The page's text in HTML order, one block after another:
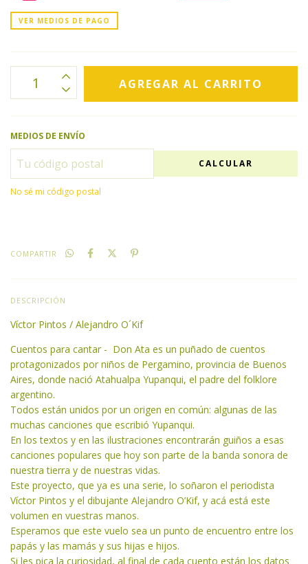
VER MEDIOS DE PAGO
MEDIOS DE ENVÍO
CALCULAR
No sé mi código postal
COMPARTIR
DESCRIPCIÓN
Víctor Pintos / Alejandro O´Kif
Cuentos para cantar - Don Ata es un puñado de cuentos
protagonizados por niños de Pergamino, provincia de Buenos
Aires, donde nació Atahualpa Yupanqui, el padre del folklore
argentino.
Todos están unidos por un origen en común: algunas de las
muchas canciones que escribió Yupanqui.
En los textos y en las ilustraciones encontrarán guiños a esas
canciones populares que hoy son parte de la banda sonora de
nuestra tierra y de nuestras vidas.
Este proyecto, que ya es una serie, lo soñaron el periodista
Víctor Pintos y el dibujante Alejandro O’Kif, y acá está este
volumen en vuestras manos.
Esperamos que este vuelo sea un punto de encuentro entre los
papás y las mamás y sus hijas e hijos.
Si les pica la curiosidad, al final de cada cuento están los datos